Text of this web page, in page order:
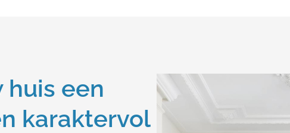
huis een
karaktervol